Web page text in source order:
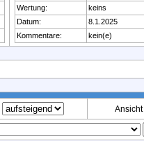
Wertung:
keins
Datum:
8.1.2025
Kommentare:
kein(e)
Ansicht